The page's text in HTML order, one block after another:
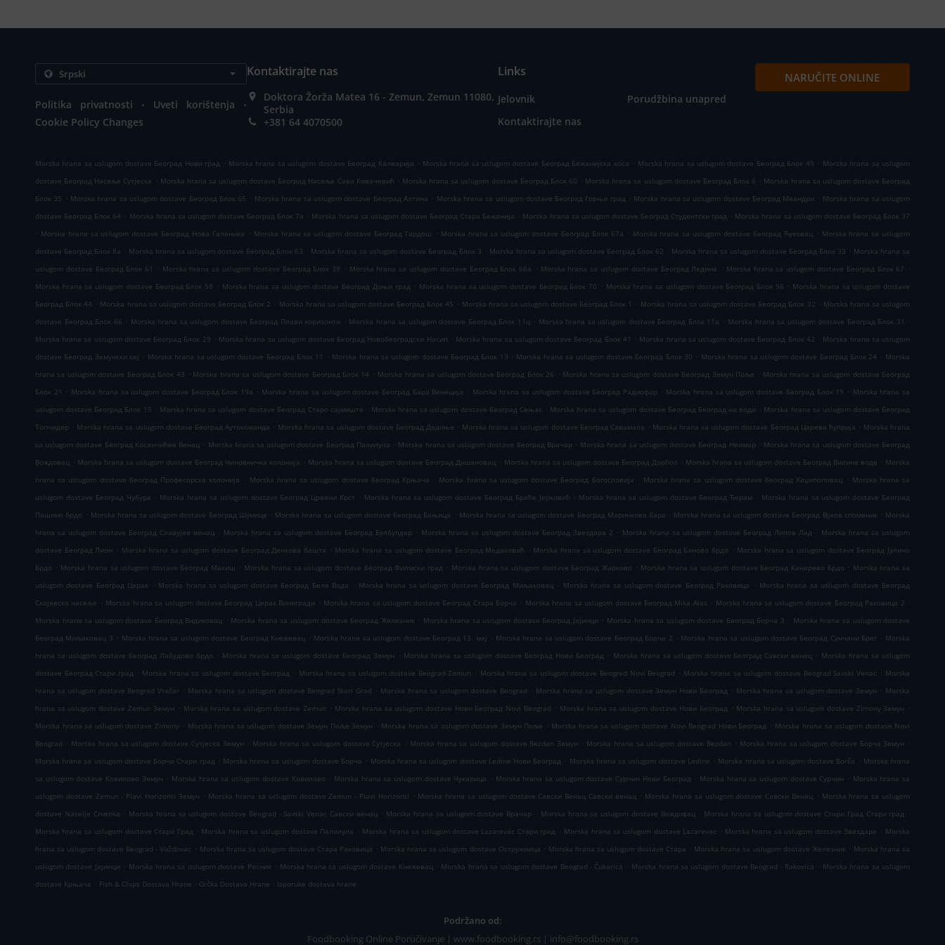
Politika privatnosti . Uveti korištenja .
Cookie Policy Changes
Kontaktirajte nas
Doktora Žorža Matea 16 - Zemun, Zemun 11080,
Serbia
+381 64 4070500
Links
Jelovnik
Porudžbina unapred
Kontaktirajte nas
NARUČITE ONLINE
Morska hrana sa uslugom dostave Београд Нови град . Morska hrana sa uslugom dostave Београд Калварија . Morska hrana sa uslugom dostave Београд Бежанијска коса . Morska hrana sa uslugom dostave Београд Блок 49 . Morska hrana sa uslugom
dostave Београд Насеље Сутјеска . Morska hrana sa uslugom dostave Београд Насеље Сава Ковачевић . Morska hrana sa uslugom dostave Београд Блок 60 . Morska hrana sa uslugom dostave Београд Блок 6 . Morska hrana sa uslugom dostave Београд
Блок 35 . Morska hrana sa uslugom dostave Београд Блок 65 . Morska hrana sa uslugom dostave Београд Алтина . Morska hrana sa uslugom dostave Београд Горњи град . Morska hrana sa uslugom dostave Београд Меандри . Morska hrana sa uslugom
dostave Београд Блок 64 . Morska hrana sa uslugom dostave Београд Блок 7а . Morska hrana sa uslugom dostave Београд Стара Бежанија . Morska hrana sa uslugom dostave Београд Студентски град . Morska hrana sa uslugom dostave Београд Блок 37
. Morska hrana sa uslugom dostave Београд Нова Галеника . Morska hrana sa uslugom dostave Београд Гардош . Morska hrana sa uslugom dostave Београд Блок 67а . Morska hrana sa uslugom dostave Београд Ћуковац . Morska hrana sa uslugom
dostave Београд Блок 8а . Morska hrana sa uslugom dostave Београд Блок 63 . Morska hrana sa uslugom dostave Београд Блок 3 . Morska hrana sa uslugom dostave Београд Блок 62 . Morska hrana sa uslugom dostave Београд Блок 33 . Morska hrana sa
uslugom dostave Београд Блок 61
. Morska hrana sa uslugom dostave Београд Блок 39 . Morska hrana sa uslugom dostave Београд Блок 66а . Morska hrana sa uslugom dostave Београд Ледине . Morska hrana sa uslugom dostave Београд Блок 67 .
Morska hrana sa uslugom dostave Београд Блок 58 . Morska hrana sa uslugom dostave Београд Доњи град . Morska hrana sa uslugom dostave Београд Блок 70 . Morska hrana sa uslugom dostave Београд Блок 9б . Morska hrana sa uslugom dostave
Београд Блок 44 . Morska hrana sa uslugom dostave Београд Блок 2 . Morska hrana sa uslugom dostave Београд Блок 45 . Morska hrana sa uslugom dostave Београд Блок 1 . Morska hrana sa uslugom dostave Београд Блок 32 . Morska hrana sa uslugom
dostave Београд Блок 66 . Morska hrana sa uslugom dostave Београд Плави хоризонти . Morska hrana sa uslugom dostave Београд Блок 11ц . Morska hrana sa uslugom dostave Београд Блок 11а . Morska hrana sa uslugom dostave Београд Блок 31
.
Morska hrana sa uslugom dostave Београд Блок 29 . Morska hrana sa uslugom dostave Београд Новобеоградски Насип . Morska hrana sa uslugom dostave Београд Блок 41 . Morska hrana sa uslugom dostave Београд Блок 42 . Morska hrana sa uslugom
dostave Београд Земунски кеј . Morska hrana sa uslugom dostave Београд Блок 11 . Morska hrana sa uslugom dostave Београд Блок 13 . Morska hrana sa uslugom dostave Београд Блок 30 . Morska hrana sa uslugom dostave Београд Блок 24 . Morska
hrana sa uslugom dostave Београд Блок 43 . Morska hrana sa uslugom dostave Београд Блок 14 . Morska hrana sa uslugom dostave Београд Блок 26 . Morska hrana sa uslugom dostave Београд Земун Поље . Morska hrana sa uslugom dostave Београд
Блок 21
. Morska hrana sa uslugom dostave Београд Блок 19а . Morska hrana sa uslugom dostave Београд Бара Венеција . Morska hrana sa uslugom dostave Београд Радиофар . Morska hrana sa uslugom dostave Београд Блок 19 . Morska hrana sa
uslugom dostave Београд Блок 15 . Morska hrana sa uslugom dostave Београд Старо сајмиште . Morska hrana sa uslugom dostave Београд Сењак . Morska hrana sa uslugom dostave Београд Београд на води . Morska hrana sa uslugom dostave Београд
Топчидер . Morska hrana sa uslugom dostave Београд Аутокоманда . Morska hrana sa uslugom dostave Београд Дедиње . Morska hrana sa uslugom dostave Београд Савамала . Morska hrana sa uslugom dostave Београд Царева ћуприја . Morska hrana
sa uslugom dostave Београд Косанчићев Венац . Morska hrana sa uslugom dostave Београд Палилула . Morska hrana sa uslugom dostave Београд Врачар . Morska hrana sa uslugom dostave Београд Неимар . Morska hrana sa uslugom dostave Београд
Вождовац . Morska hrana sa uslugom dostave Београд Чиновничка колонија . Morska hrana sa uslugom dostave Београд Душановац . Morska hrana sa uslugom dostave Београд Дорћол . Morska hrana sa uslugom dostave Београд Вилине воде . Morska
hrana sa uslugom dostave Београд Професорска колонија . Morska hrana sa uslugom dostave Београд Крњача . Morska hrana sa uslugom dostave Београд Богословија . Morska hrana sa uslugom dostave Београд Хаџипоповац . Morska hrana sa
uslugom dostave Београд Чубура . Morska hrana sa uslugom dostave Београд Црвени Крст . Morska hrana sa uslugom dostave Београд Браће Јерковић . Morska hrana sa uslugom dostave Београд Ђерам . Morska hrana sa uslugom dostave Београд
Пашино брдо . Morska hrana sa uslugom dostave Београд Шумице . Morska hrana sa uslugom dostave Београд Бањица . Morska hrana sa uslugom dostave Београд Маринкова бара . Morska hrana sa uslugom dostave Београд Вуков споменик . Morska
hrana sa uslugom dostave Београд Славујев венац . Morska hrana sa uslugom dostave Београд Булбулдер . Morska hrana sa uslugom dostave Београд Звездара 2 . Morska hrana sa uslugom dostave Београд Липов Лад . Morska hrana sa uslugom
dostave Београд Лион . Morska hrana sa uslugom dostave Београд Денкова башта . Morska hrana sa uslugom dostave Београд Медаковић . Morska hrana sa uslugom dostave Београд Баново брдо . Morska hrana sa uslugom dostave Београд Јулино
Брдо . Morska hrana sa uslugom dostave Београд Макиш . Morska hrana sa uslugom dostave Београд Филмски град . Morska hrana sa uslugom dostave Београд Жарково . Morska hrana sa uslugom dostave Београд Канарево Брдо . Morska hrana sa
uslugom dostave Београд Церак
. Morska hrana sa uslugom dostave Београд Беле Воде . Morska hrana sa uslugom dostave Београд Миљаковац . Morska hrana sa uslugom dostave Београд Раковица . Morska hrana sa uslugom dostave Београд
Скојевско насеље . Morska hrana sa uslugom dostave Београд Церак Виногради . Morska hrana sa uslugom dostave Београд Стара Борча . Morska hrana sa uslugom dostave Београд Mika Alas . Morska hrana sa uslugom dostave Београд Раковица 2 .
Morska hrana sa uslugom dostave Београд Видиковац . Morska hrana sa uslugom dostave Београд Железник . Morska hrana sa uslugom dostave Београд Јајинци . Morska hrana sa uslugom dostave Београд Борча 3 . Morska hrana sa uslugom dostave
Београд Миљаковац 3 . Morska hrana sa uslugom dostave Београд Кнежевац . Morska hrana sa uslugom dostave Београд 13. мај . Morska hrana sa uslugom dostave Београд Борча 2 . Morska hrana sa uslugom dostave Београд Сунчани Брег . Morska
hrana sa uslugom dostave Београд Лабудово брдо . Morska hrana sa uslugom dostave Београд Земун . Morska hrana sa uslugom dostave Београд Нови Београд . Morska hrana sa uslugom dostave Београд Савски венац . Morska hrana sa uslugom
dostave Београд Стари град . Morska hrana sa uslugom dostave Београд . Morska hrana sa uslugom dostave Beograd Zemun . Morska hrana sa uslugom dostave Beograd Novi Beograd . Morska hrana sa uslugom dostave Beograd Savski Venac . Morska
hrana sa uslugom dostave Beograd Vračar . Morska hrana sa uslugom dostave Beograd Stari Grad . Morska hrana sa uslugom dostave Beograd . Morska hrana sa uslugom dostave Земун Нови Београд . Morska hrana sa uslugom dostave Земун . Morska
hrana sa uslugom dostave Zemun Земун . Morska hrana sa uslugom dostave Zemun . Morska hrana sa uslugom dostave Нови Београд Novi Beograd . Morska hrana sa uslugom dostave Нови Београд . Morska hrana sa uslugom dostave Zimony Земун .
Morska hrana sa uslugom dostave Zimony . Morska hrana sa uslugom dostave Земун Поље Земун . Morska hrana sa uslugom dostave Земун Поље . Morska hrana sa uslugom dostave Novi Beograd Нови Београд . Morska hrana sa uslugom dostave Novi
Beograd . Morska hrana sa uslugom dostave Сутјеска Земун . Morska hrana sa uslugom dostave Сутјеска . Morska hrana sa uslugom dostave Bezdan Земун . Morska hrana sa uslugom dostave Bezdan . Morska hrana sa uslugom dostave Борча Земун .
Morska hrana sa uslugom dostave Борча Стари град . Morska hrana sa uslugom dostave Борча . Morska hrana sa uslugom dostave Ledine Нови Београд . Morska hrana sa uslugom dostave Ledine . Morska hrana sa uslugom dostave Borča . Morska hrana
sa uslugom dostave Ковилово Земун . Morska hrana sa uslugom dostave Ковилово . Morska hrana sa uslugom dostave Чукарица . Morska hrana sa uslugom dostave Сурчин Нови Београд . Morska hrana sa uslugom dostave Сурчин . Morska hrana sa
uslugom dostave Zemun - Plavi Horizonti Земун . Morska hrana sa uslugom dostave Zemun - Plavi Horizonti . Morska hrana sa uslugom dostave Савски Венац Савски венац . Morska hrana sa uslugom dostave Савски Венац . Morska hrana sa uslugom
dostave Naselje Crvenka . Morska hrana sa uslugom dostave Beograd - Savski Venac Савски венац . Morska hrana sa uslugom dostave Врачар . Morska hrana sa uslugom dostave Вождовац . Morska hrana sa uslugom dostave Стари Град Стари град .
Morska hrana sa uslugom dostave Стари Град . Morska hrana sa uslugom dostave Палилула . Morska hrana sa uslugom dostave Lazarevac Стари град . Morska hrana sa uslugom dostave Lazarevac . Morska hrana sa uslugom dostave Звездара . Morska
hrana sa uslugom dostave Beograd - Voždovac . Morska hrana sa uslugom dostave Стара Раковица . Morska hrana sa uslugom dostave Остружница . Morska hrana sa uslugom dostave Стара . Morska hrana sa uslugom dostave Железник . Morska hrana sa
uslugom dostave Јајинци . Morska hrana sa uslugom dostave Ресник . Morska hrana sa uslugom dostave Кнежевац . Morska hrana sa uslugom dostave Beograd - Čukarica . Morska hrana sa uslugom dostave Beograd - Rakovica . Morska hrana sa uslugom
dostave Крњача . Fish & Chips Dostava Hrane . Grčka Dostava Hrane . Isporuke dostava hrane
Podržano od:
Foodbooking Online Poručivanje | www.foodbooking.rs | info@foodbooking.rs